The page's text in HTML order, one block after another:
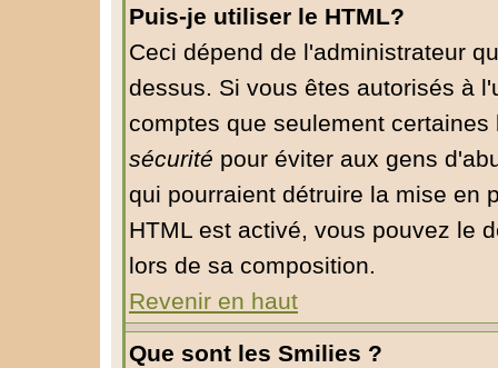
Puis-je utiliser le HTML?
Ceci dépend de l'administrateur
dessus. Si vous êtes autorisés à
comptes que seulement
sécurité pour éviter aux gens
qui pourraient détruire la mise en
HTML est activé, vous pouvez le
lors de sa composition.
Revenir en haut
Que sont les Smilies ?